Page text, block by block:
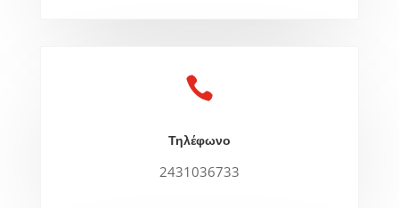

Τηλέφωνο
2431036733